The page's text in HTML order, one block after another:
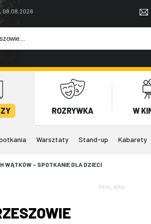
08.08.2026
ROZRYWKA W
Warsztaty Stand-up Kabarety
WĄTKÓW – SPOTKANIE DLA DZIECI
REKLAMA